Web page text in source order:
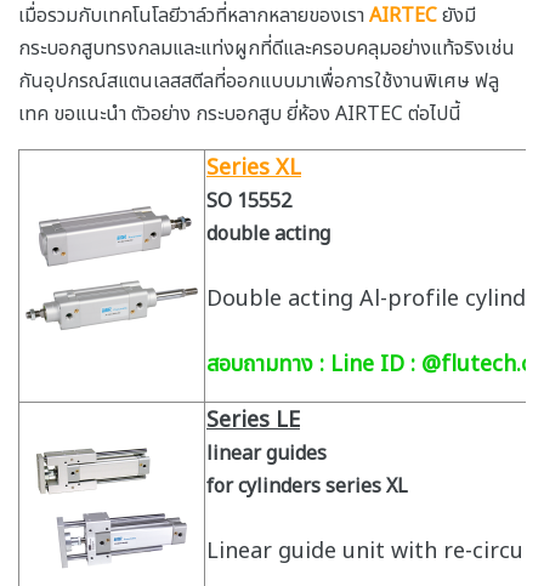
เมื่อรวมกับเทคโนโลยีวาล์วที่หลากหลายของเราAIRTECยังมี
กระบอกสูบทรงกลมและแท่งผูกที่ดีและครอบคลุมอย่างแท้จริงเช่น
กันอุปกรณ์สแตนเลสสตีลที่ออกแบบมาเพื่อการใช้งานพิเศษ ฟลู
เทค ขอแนะนำ ตัวอย่าง กระบอกสูบ ยี่ห้อง AIRTEC ต่อไปนี้
Series XL
SO 15552
double acting
Double acting Al-profile
สอบถามทาง : Line ID :
Series LE
linear guides
for cylinders series XL
Linear guide unit with re-